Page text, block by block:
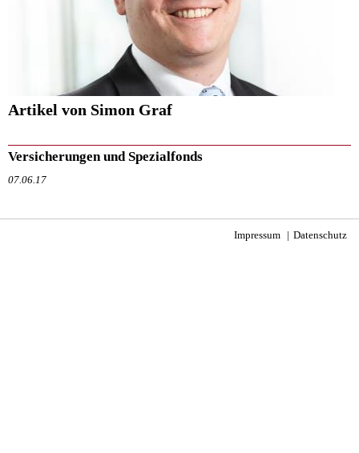
Artikel von Simon Graf
Versicherungen und Spezialfonds
07.06.17
Impressum Datenschutz